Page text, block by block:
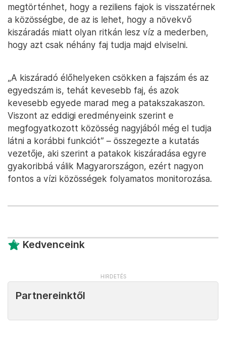
megtörténhet, hogy a reziliens fajok is visszatérnek
a közösségbe, de az is lehet, hogy a növekvő
kiszáradás miatt olyan ritkán lesz víz a mederben,
hogy azt csak néhány faj tudja majd elviselni.
„A kiszáradó élőhelyeken csökken a fajszám és az
egyedszám is, tehát kevesebb faj, és azok
kevesebb egyede marad meg a patakszakaszon.
Viszont az eddigi eredményeink szerint e
megfogyatkozott közösség nagyjából még el tudja
látni a korábbi funkciót” – összegezte a kutatás
vezetője, aki szerint a patakok kiszáradása egyre
gyakoribbá válik Magyarországon, ezért nagyon
fontos a vízi közösségek folyamatos monitorozása.
Kedvenceink
Partnereinktől